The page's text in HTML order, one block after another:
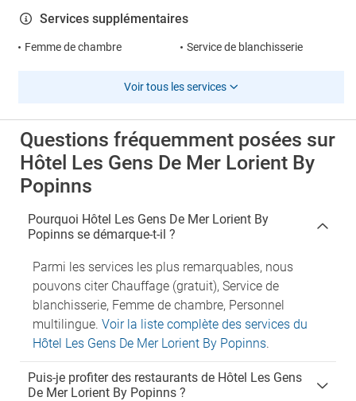
Services supplémentaires
Femme de chambre Service de blanchisserie
Voir tous les services
Questions fréquemment posées sur
Hôtel Les Gens De Mer Lorient By
Popinns
Pourquoi Hôtel Les Gens De Mer Lorient By
Popinns se démarque-t-il ?
Parmi les services les plus remarquables, nous
pouvons citer Chauffage (gratuit), Service de
blanchisserie, Femme de chambre, Personnel
multilingue. Voir la liste complète des services du
Hôtel Les Gens De Mer Lorient By Popinns.
Puis-je profiter des restaurants de Hôtel Les Gens
De Mer Lorient By Popinns ?